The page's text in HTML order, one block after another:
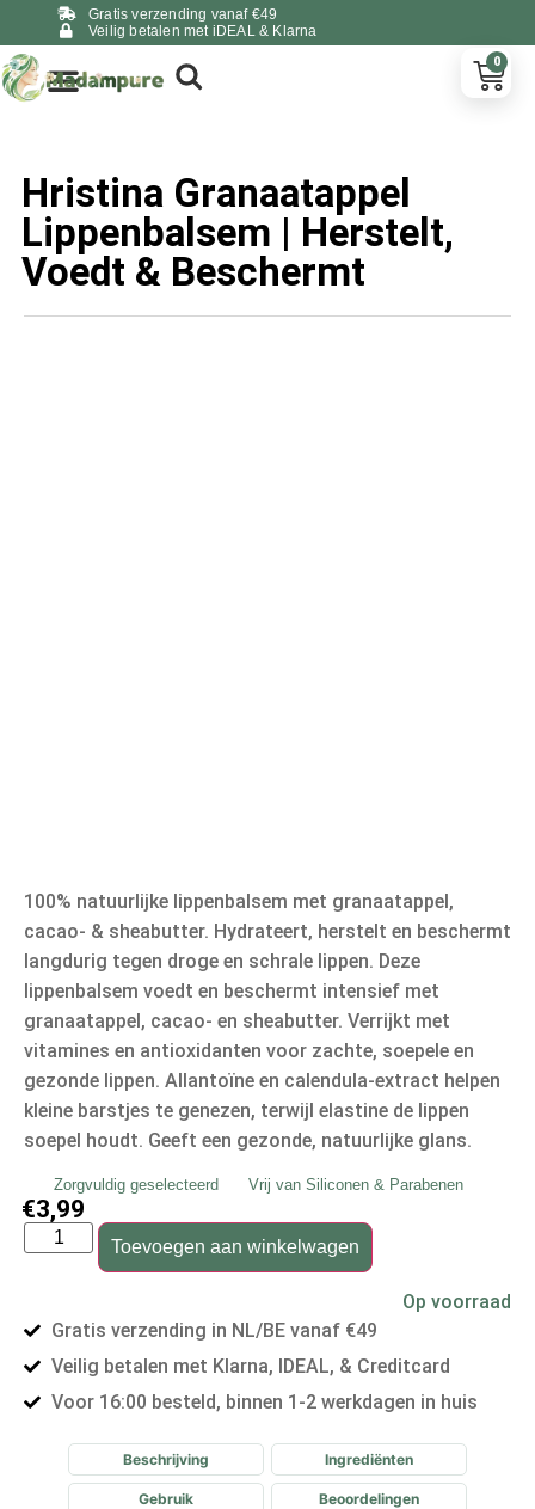
Gratis verzending vanaf €49
Veilig betalen met iDEAL & Klarna
0
Hristina Granaatappel
Lippenbalsem | Herstelt,
Voedt & Beschermt
100% natuurlijke lippenbalsem met granaatappel,
cacao- & sheabutter. Hydrateert, herstelt en beschermt
langdurig tegen droge en schrale lippen. Deze
lippenbalsem voedt en beschermt intensief met
granaatappel, cacao- en sheabutter. Verrijkt met
vitamines en antioxidanten voor zachte, soepele en
gezonde lippen. Allantoïne en calendula-extract helpen
kleine barstjes te genezen, terwijl elastine de lippen
soepel houdt. Geeft een gezonde, natuurlijke glans.
Zorgvuldig geselecteerd Vrij van Siliconen & Parabenen
€3,99
Toevoegen aan winkelwagen
Op voorraad
Gratis verzending in NL/BE vanaf €49
Veilig betalen met Klarna, IDEAL, & Creditcard
Voor 16:00 besteld, binnen 1-2 werkdagen in huis
Beschrijving
Beoordelingen
Ingrediënten
Gebruik